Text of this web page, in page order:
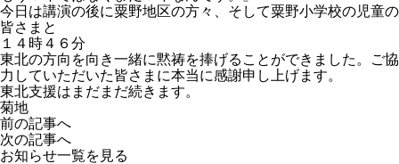
今日は講演の後に粟野地区の方々、そして粟野小学校の児童の
皆さまと
１４時４６分
東北の方向を向き一緒に黙祷を捧げることができました。ご協
力していただいた皆さまに本当に感謝申し上げます。
東北支援はまだまだ続きます。
菊地
前の記事へ
次の記事へ
お知らせ一覧を見る